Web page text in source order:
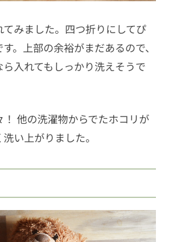
みました。四つ折りにしてぴ
。上部の余裕がまだあるので、
入れてもしっかり洗えそうで
他の洗濯物からでたホコリが
い上がりました。